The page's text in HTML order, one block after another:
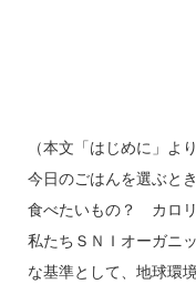
（本文「はじめに」より
今日のごはんを選ぶと
食べたいもの？ カロ
私たちＳＮＩオーガニ
な基準として、地球環